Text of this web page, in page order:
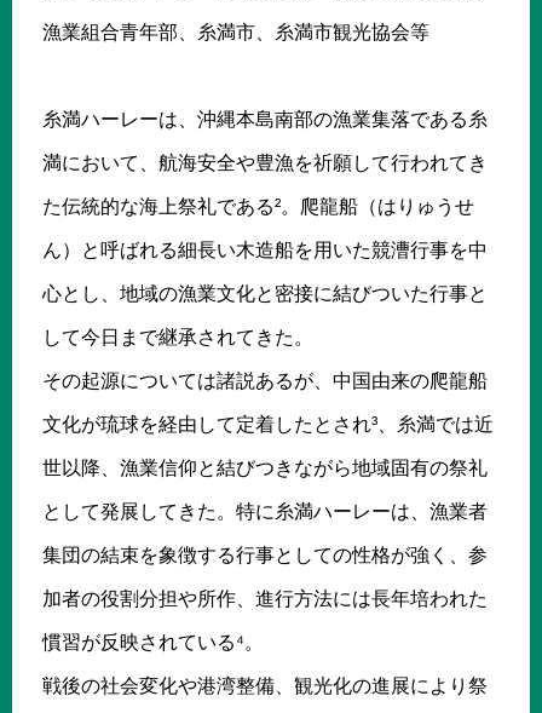
漁業組合青年部、糸満市、糸満市観光協会等
糸満ハーレーは、沖縄本島南部の漁業集落である糸
満において、航海安全や豊漁を祈願して行われてき
た伝統的な海上祭礼である²。爬龍船（はりゅうせ
ん）と呼ばれる細長い木造船を用いた競漕行事を中
心とし、地域の漁業文化と密接に結びついた行事と
して今日まで継承されてきた。
その起源については諸説あるが、中国由来の爬龍船
文化が琉球を経由して定着したとされ³、糸満では近
世以降、漁業信仰と結びつきながら地域固有の祭礼
として発展してきた。特に糸満ハーレーは、漁業者
集団の結束を象徴する行事としての性格が強く、参
加者の役割分担や所作、進行方法には長年培われた
慣習が反映されている⁴。
戦後の社会変化や港湾整備、観光化の進展により祭